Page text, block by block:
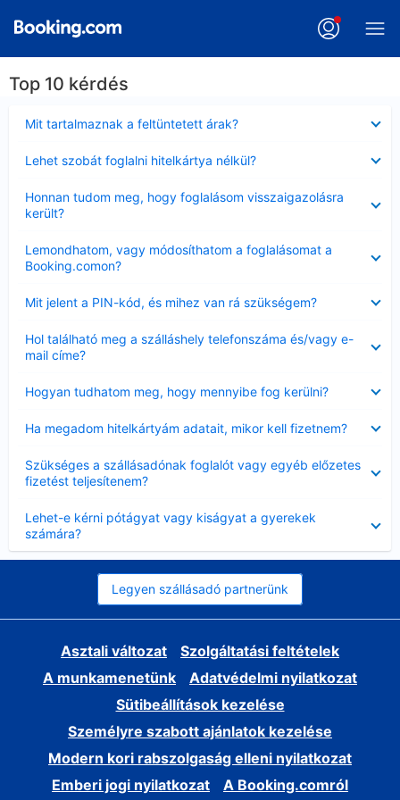
Top 10 kérdés
Mit tartalmaznak a feltüntetett árak?
Lehet szobát foglalni hitelkártya nélkül?
Honnan tudom meg, hogy foglalásom visszaigazolásra
került?
Lemondhatom, vagy módosíthatom a foglalásomat a
Booking.comon?
Mit jelent a PIN-kód, és mihez van rá szükségem?
Hol található meg a szálláshely telefonszáma és/vagy e-
mail címe?
Hogyan tudhatom meg, hogy mennyibe fog kerülni?
Ha megadom hitelkártyám adatait, mikor kell fizetnem?
Szükséges a szállásadónak foglalót vagy egyéb előzetes
fizetést teljesítenem?
Lehet-e kérni pótágyat vagy kiságyat a gyerekek
számára?
Legyen szállásadó partnerünk
Asztali változat
Szolgáltatási feltételek
A munkamenetünk
Adatvédelmi nyilatkozat
Sütibeállítások kezelése
Személyre szabott ajánlatok kezelése
Modern kori rabszolgaság elleni nyilatkozat
Emberi jogi nyilatkozat
A Booking.comról